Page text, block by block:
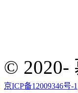
© 2020-
京ICP备12009346号-1